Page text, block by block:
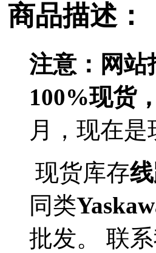
商品描述：
注意：网站
100%现货
月，现在
现货库存
同类
批发。 联